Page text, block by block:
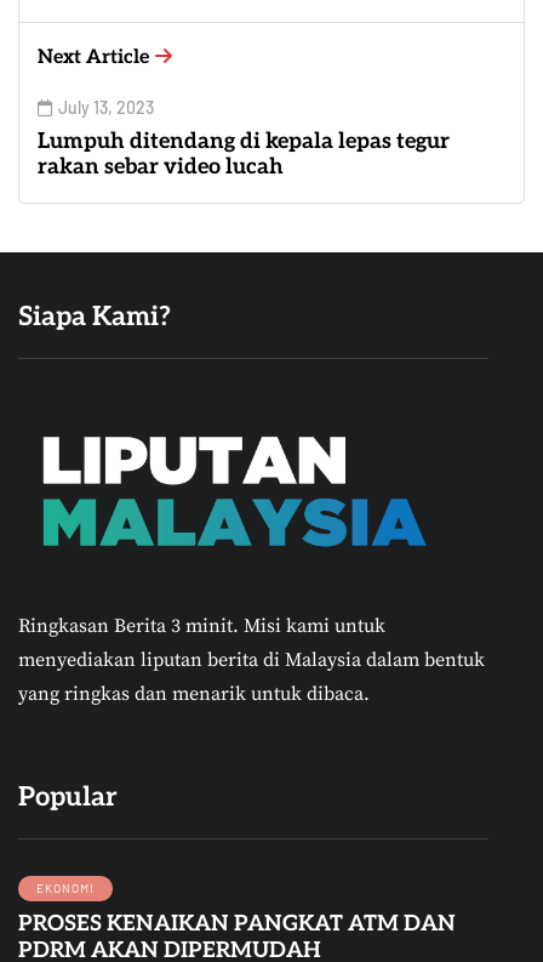
Next Article
July 13, 2023
Lumpuh ditendang di kepala lepas tegur
rakan sebar video lucah
Siapa Kami?
Ringkasan Berita 3 minit. Misi kami untuk
menyediakan liputan berita di Malaysia dalam bentuk
yang ringkas dan menarik untuk dibaca.
Popular
EKONOMI
PROSES KENAIKAN PANGKAT ATM DAN
PDRM AKAN DIPERMUDAH